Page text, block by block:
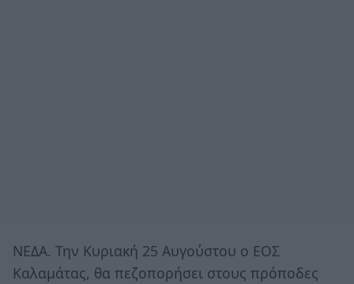
ΝΕΔΑ. Την Κυριακή 25 Αυγούστου ο ΕΟΣ
Καλαμάτας, θα πεζοπορήσει στους πρόποδες